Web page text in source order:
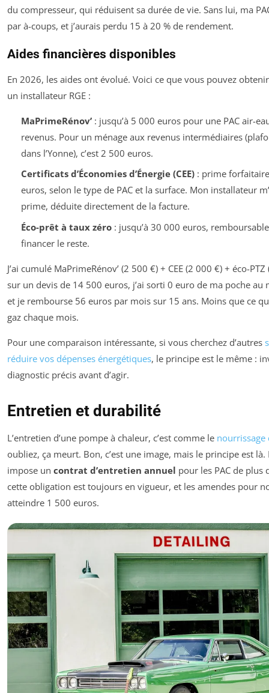
du compresseur, qui réduisent sa durée de vie. Sans lui, ma
par à-coups, et j’aurais perdu 15 à 20 % de rendement.
Aides financières disponibles
En 2026, les aides ont évolué. Voici ce que vous pouvez
un installateur RGE :
MaPrimeRénov’: jusqu’à 5 000 euros pour une PAC air-
revenus. Pour un ménage aux revenus intermédiaires
dans l’Yonne), c’est 2 500 euros.
Certificats d’Économies d’Énergie (CEE): prime
euros, selon le type de PAC et la surface. Mon installateur
prime, déduite directement de la facture.
Éco-prêt à taux zéro: jusqu’à 30 000 euros,
financer le reste.
J’ai cumulé MaPrimeRénov’ (2 500 €) + CEE (2 000 €) + éco-
sur un devis de 14 500 euros, j’ai sorti 0 euro de ma poche au
et je rembourse 56 euros par mois sur 15 ans. Moins que ce
gaz chaque mois.
Pour une comparaison intéressante, si vous cherchez d’autres
réduire vos dépenses énergétiques, le principe est le même :
diagnostic précis avant d’agir.
Entretien et durabilité
L’entretien d’une pompe à chaleur, c’est comme le nourrissage
oubliez, ça meurt. Bon, c’est une image, mais le principe est
impose un contrat d’entretien annuel pour les PAC de plus
cette obligation est toujours en vigueur, et les amendes pour
atteindre 1 500 euros.